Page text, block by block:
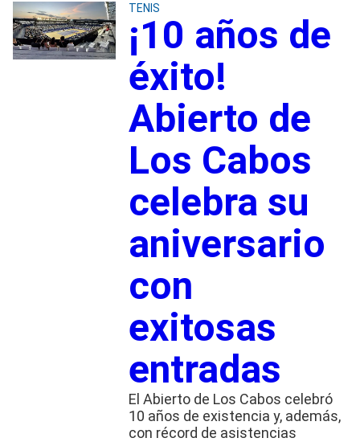
TENIS
¡10 años de
éxito!
Abierto de
Los Cabos
celebra su
aniversario
con
exitosas
entradas
El Abierto de Los Cabos celebró
10 años de existencia y, además,
con récord de asistencias